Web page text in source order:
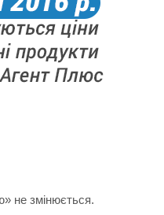
не змінюється.